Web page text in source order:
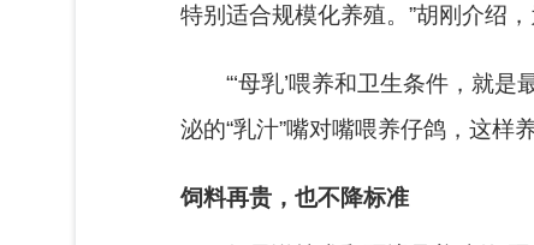
特别适合规模化养殖。”胡刚介绍
“‘母乳’喂养和卫生条件，就
泌的“乳汁”嘴对嘴喂养仔鸽，这样
饲料再贵，也不降标准